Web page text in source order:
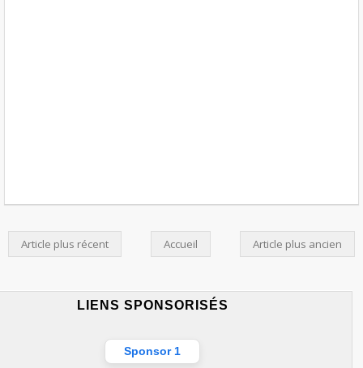
Article plus récent Article plus ancien
Accueil
LIENS SPONSORISÉS
Sponsor 1